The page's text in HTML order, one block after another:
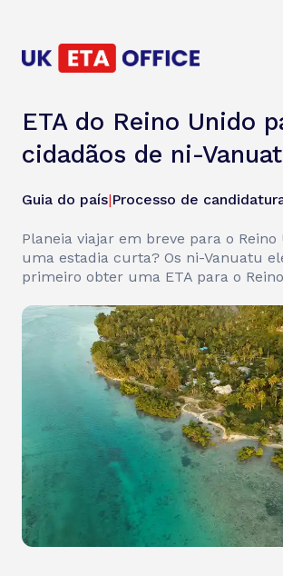
ETA do Reino Unido
cidadãos de ni-
Guia do país|Processo de
Planeia viajar em breve para o Reino
uma estadia curta? Os ni-Vanuatu
primeiro obter uma ETA para o